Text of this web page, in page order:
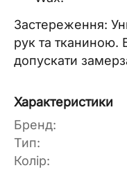
Застереження:
рук та тканиною.
допускати
Характеристики
Бренд:
Тип:
Колір: